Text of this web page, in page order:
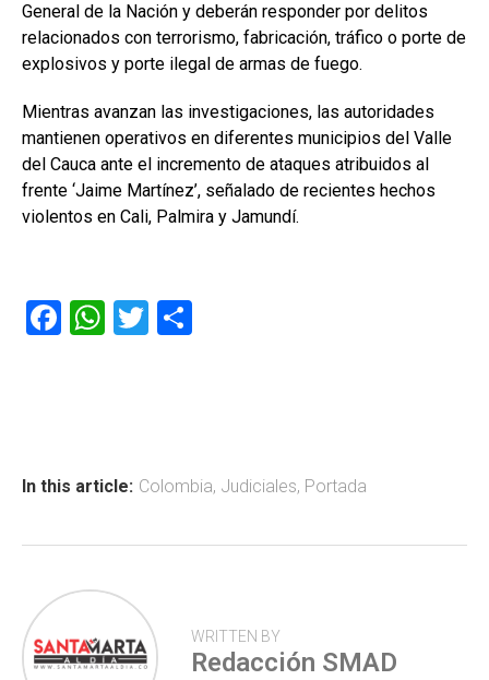
General de la Nación y deberán responder por delitos
relacionados con terrorismo, fabricación, tráfico o porte de
explosivos y porte ilegal de armas de fuego.
Mientras avanzan las investigaciones, las autoridades
mantienen operativos en diferentes municipios del Valle
del Cauca ante el incremento de ataques atribuidos al
frente ‘Jaime Martínez’, señalado de recientes hechos
violentos en Cali, Palmira y Jamundí.
F
ok
W
p
T
tir
In this article: Colombia, Judiciales, Portada
WRITTEN BY
Redacción SMAD